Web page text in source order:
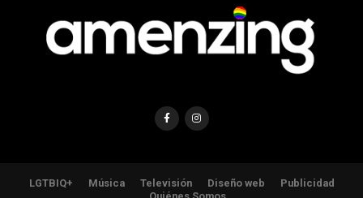
LGTBIQ+ Música Televisión Diseño web
Publicidad